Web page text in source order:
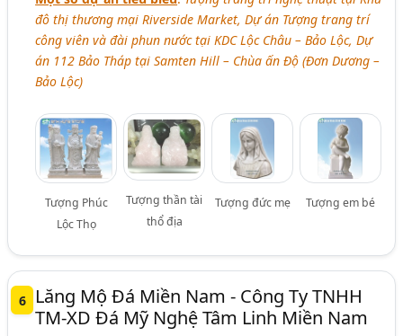
đô thị thương mại Riverside Market, Dự án Tượng trang trí
công viên và đài phun nước tại KDC Lộc Châu – Bảo Lộc, Dự
án 112 Bảo Tháp tại Samten Hill – Chùa ấn Độ (Đơn Dương –
Bảo Lộc)
Tượng Phúc
Lộc Thọ
Tượng thần tài
thổ địa
Tượng đức mẹ Tượng em bé
6
Lăng Mộ Đá Miền Nam - Công Ty TNHH
TM-XD Đá Mỹ Nghệ Tâm Linh Miền Nam